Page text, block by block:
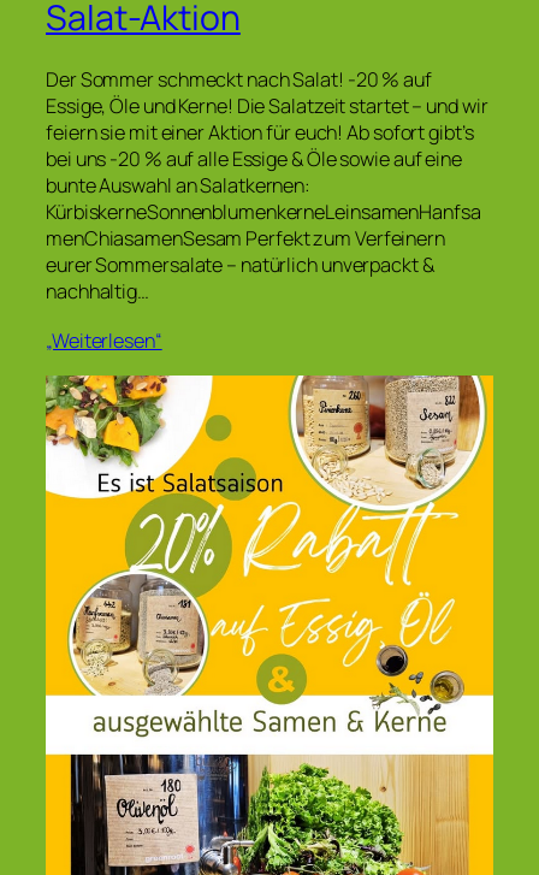
Salat-Aktion
Der Sommer schmeckt nach Salat! -20 % auf
Essige, Öle und Kerne! Die Salatzeit startet – und wir
feiern sie mit einer Aktion für euch! Ab sofort gibt’s
bei uns -20 % auf alle Essige & Öle sowie auf eine
bunte Auswahl an Salatkernen:
KürbiskerneSonnenblumenkerneLeinsamenHanfsa
menChiasamenSesam Perfekt zum Verfeinern
eurer Sommersalate – natürlich unverpackt &
nachhaltig…
„Weiterlesen“